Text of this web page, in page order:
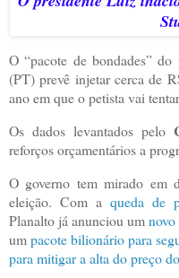
O “pacote de bondades”
(PT) prevê injetar cerca de
ano em que o petista vai
Os dados levantados pelo
reforços orçamentários a
O governo tem mirado em
eleição. Com a queda de
Planalto já anunciou um
umpacote bilionário para
para mitigar a alta do preço